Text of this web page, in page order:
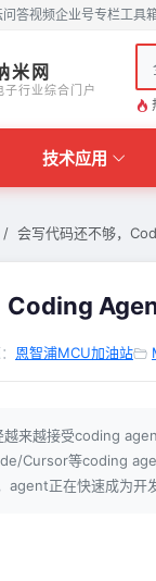
问答视频企业号专栏工具
米网
子行业综合门户
技术应用
会写代码还不够，
Coding
恩智浦MCU加油站
来越接受coding
Cursor等coding
agent正在快速成为开